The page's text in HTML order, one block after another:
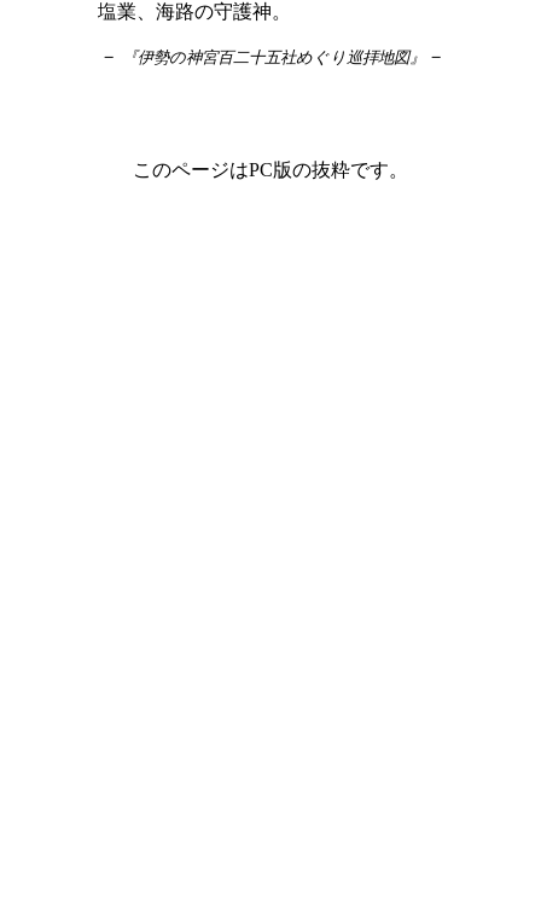
塩業、海路の守護神。
－ 『伊勢の神宮百二十五社めぐり巡拝地図』 －
このページはPC版の抜粋です。